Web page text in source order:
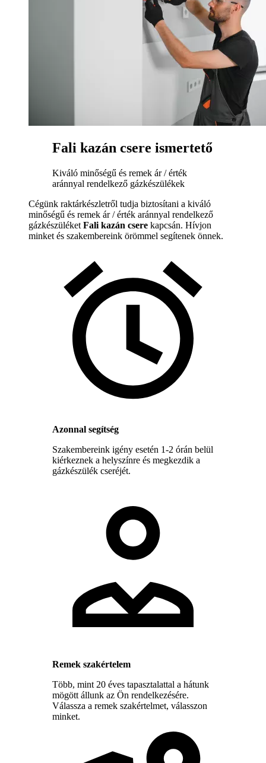
Fali kazán csere ismertető
Kiváló minőségű és remek ár / érték
aránnyal rendelkező gázkészülékek
Cégünk raktárkészletről tudja biztosítani a kiváló
minőségű és remek ár / érték aránnyal rendelkező
gázkészüléket Fali kazán csere kapcsán. Hívjon
minket és szakembereink örömmel segítenek önnek.
Azonnal segítség
Szakembereink igény esetén 1-2 órán belül
kiérkeznek a helyszínre és megkezdik a
gázkészülék cseréjét.
Remek szakértelem
Több, mint 20 éves tapasztalattal a hátunk
mögött állunk az Ön rendelkezésére.
Válassza a remek szakértelmet, válasszon
minket.